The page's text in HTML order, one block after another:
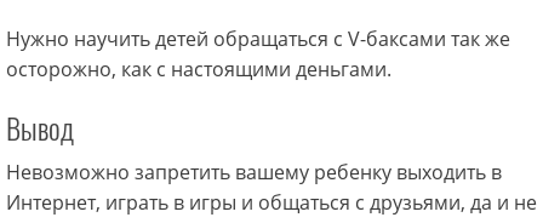
Нужно научить детей обращаться с V-баксами так же
осторожно, как с настоящими деньгами.
Вывод
Невозможно запретить вашему ребенку выходить в
Интернет, играть в игры и общаться с друзьями, да и не